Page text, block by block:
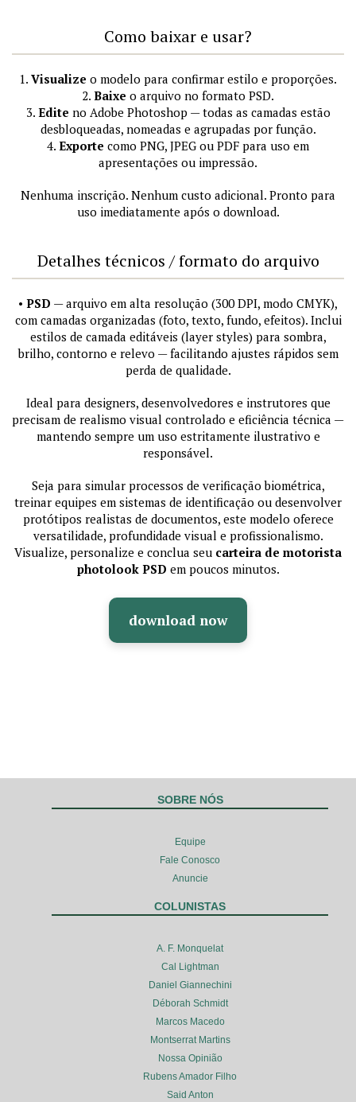
Como baixar e usar?
1. Visualize o modelo para confirmar estilo e proporções.
2. Baixe o arquivo no formato PSD.
3. Edite no Adobe Photoshop — todas as camadas estão
desbloqueadas, nomeadas e agrupadas por função.
4. Exporte como PNG, JPEG ou PDF para uso em
apresentações ou impressão.
Nenhuma inscrição. Nenhum custo adicional. Pronto para
uso imediatamente após o download.
Detalhes técnicos / formato do arquivo
• PSD — arquivo em alta resolução (300 DPI, modo CMYK),
com camadas organizadas (foto, texto, fundo, efeitos). Inclui
estilos de camada editáveis (layer styles) para sombra,
brilho, contorno e relevo — facilitando ajustes rápidos sem
perda de qualidade.
Ideal para designers, desenvolvedores e instrutores que
precisam de realismo visual controlado e eficiência técnica —
mantendo sempre um uso estritamente ilustrativo e
responsável.
Seja para simular processos de verificação biométrica,
treinar equipes em sistemas de identificação ou desenvolver
protótipos realistas de documentos, este modelo oferece
versatilidade, profundidade visual e profissionalismo.
Visualize, personalize e conclua seu carteira de motorista
photolook PSD em poucos minutos.
download now
SOBRE NÓS
Equipe
Fale Conosco
Anuncie
COLUNISTAS
A. F. Monquelat
Cal Lightman
Daniel Giannechini
Déborah Schmidt
Marcos Macedo
Montserrat Martins
Nossa Opinião
Rubens Amador Filho
Said Anton